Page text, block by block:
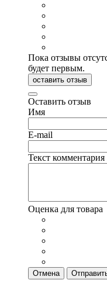
Пока отзывы
будет первым.
оставить отзыв
Оставить отзыв
Имя
E-mail
Текст комментария
Оценка для товара
Отмена